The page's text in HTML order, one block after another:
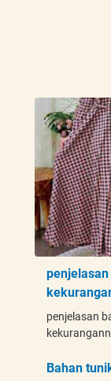
penjelasan
Bahan